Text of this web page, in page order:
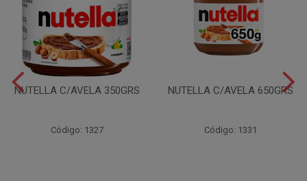
NUTELLA C/AVELA 350GRS
Código: 1327
NUTELLA C/AVELA 650GRS
Código: 1331